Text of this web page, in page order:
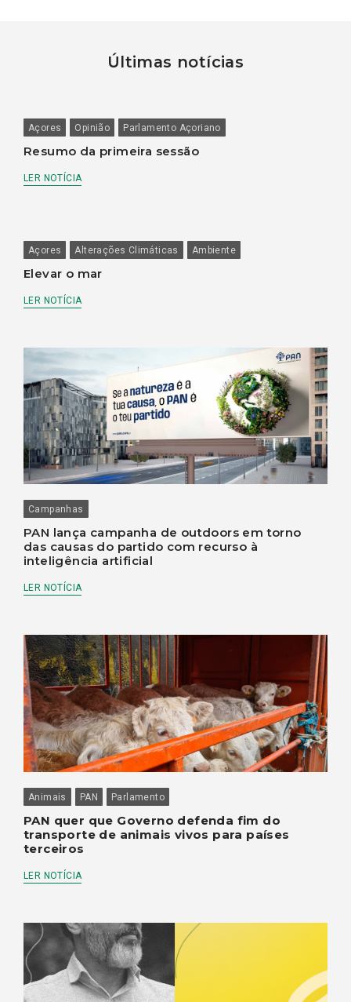
Últimas notícias
Açores Opinião Parlamento Açoriano
Resumo da primeira sessão
LER NOTÍCIA
Açores Alterações Climáticas Ambiente
Elevar o mar
LER NOTÍCIA
Campanhas
PAN lança campanha de outdoors em torno
das causas do partido com recurso à
inteligência artificial
LER NOTÍCIA
Animais PAN Parlamento
PAN quer que Governo defenda fim do
transporte de animais vivos para países
terceiros
LER NOTÍCIA